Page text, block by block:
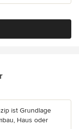
ist Grundlage
Haus oder